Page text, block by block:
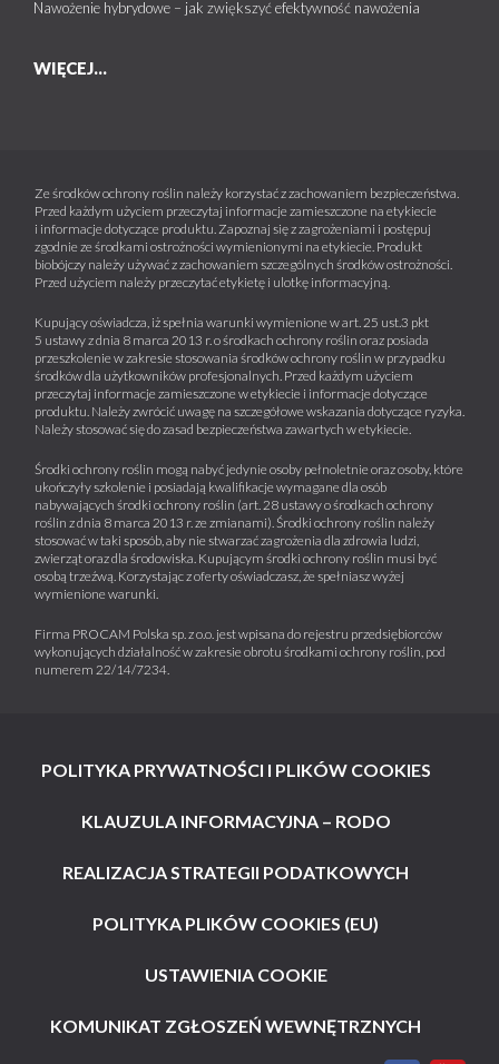
Nawożenie hybrydowe – jak zwiększyć efektywność nawożenia
WIĘCEJ...
Ze środków ochrony roślin należy korzystać z zachowaniem bezpieczeństwa.
Przed każdym użyciem przeczytaj informacje zamieszczone na etykiecie
i informacje dotyczące produktu. Zapoznaj się z zagrożeniami i postępuj
zgodnie ze środkami ostrożności wymienionymi na etykiecie. Produkt
biobójczy należy używać z zachowaniem szczególnych środków ostrożności.
Przed użyciem należy przeczytać etykietę i ulotkę informacyjną.
Kupujący oświadcza, iż spełnia warunki wymienione w art. 25 ust.3 pkt
5 ustawy z dnia 8 marca 2013 r. o środkach ochrony roślin oraz posiada
przeszkolenie w zakresie stosowania środków ochrony roślin w przypadku
środków dla użytkowników profesjonalnych. Przed każdym użyciem
przeczytaj informacje zamieszczone w etykiecie i informacje dotyczące
produktu. Należy zwrócić uwagę na szczegółowe wskazania dotyczące ryzyka.
Należy stosować się do zasad bezpieczeństwa zawartych w etykiecie.
Środki ochrony roślin mogą nabyć jedynie osoby pełnoletnie oraz osoby, które
ukończyły szkolenie i posiadają kwalifikacje wymagane dla osób
nabywających środki ochrony roślin (art. 28 ustawy o środkach ochrony
roślin z dnia 8 marca 2013 r. ze zmianami). Środki ochrony roślin należy
stosować w taki sposób, aby nie stwarzać zagrożenia dla zdrowia ludzi,
zwierząt oraz dla środowiska. Kupującym środki ochrony roślin musi być
osobą trzeźwą. Korzystając z oferty oświadczasz, że spełniasz wyżej
wymienione warunki.
Firma PROCAM Polska sp. z o.o. jest wpisana do rejestru przedsiębiorców
wykonujących działalność w zakresie obrotu środkami ochrony roślin, pod
numerem 22/14/7234.
POLITYKA PRYWATNOŚCI I PLIKÓW COOKIES
KLAUZULA INFORMACYJNA – RODO
REALIZACJA STRATEGII PODATKOWYCH
POLITYKA PLIKÓW COOKIES (EU)
USTAWIENIA COOKIE
KOMUNIKAT ZGŁOSZEŃ WEWNĘTRZNYCH